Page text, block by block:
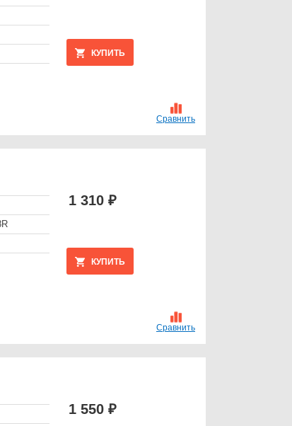
Сравнить
КУПИТЬ
Сравнить
КУПИТЬ
1 310 ₽
1 550 ₽